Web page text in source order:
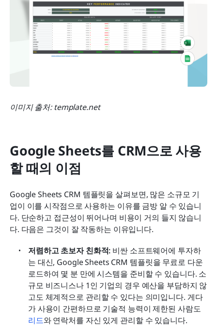
이미지 출처: template.net
Google Sheets를 CRM으로 사용
할 때의 이점
Google Sheets CRM 템플릿을 살펴보면, 많은 소규모 기
업이 이를 시작점으로 사용하는 이유를 금방 알 수 있습니
다. 단순하고 접근성이 뛰어나며 비용이 거의 들지 않습니
다. 다음은 그것이 잘 작동하는 이유입니다.
저렴하고 초보자 친화적: 비싼 소프트웨어에 투자하
는 대신, Google Sheets CRM 템플릿을 무료로 다운
로드하여 몇 분 만에 시스템을 준비할 수 있습니다. 소
규모 비즈니스나 1인 기업의 경우 예산을 부담하지 않
고도 체계적으로 관리할 수 있다는 의미입니다. 게다
리드와 연락처를 자신 있게 관리할 수 있습니다.